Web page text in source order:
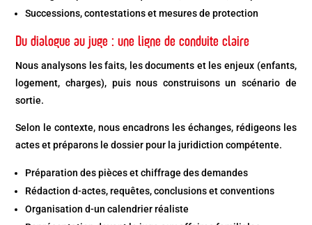
Successions, contestations et mesures de protection
Du dialogue au juge : une ligne de conduite claire
Nous analysons les faits, les documents et les enjeux (enfants,
logement, charges), puis nous construisons un scénario de
sortie.
Selon le contexte, nous encadrons les échanges, rédigeons les
actes et préparons le dossier pour la juridiction compétente.
Préparation des pièces et chiffrage des demandes
Rédaction d-actes, requêtes, conclusions et conventions
Organisation d-un calendrier réaliste